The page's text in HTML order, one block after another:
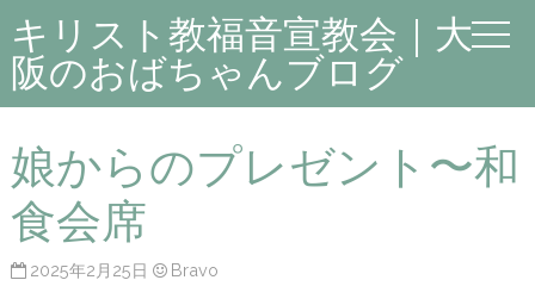
キリスト教福音宣教会｜大
阪のおばちゃんブログ
娘からのプレゼント〜和
食会席
2025年2月25日 Bravo